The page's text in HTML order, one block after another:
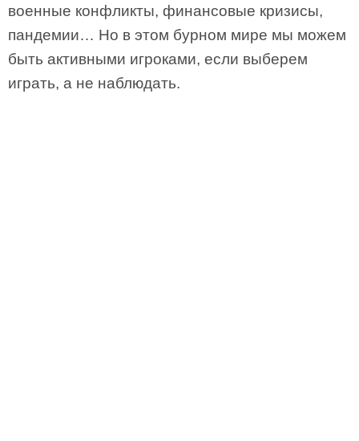
военные конфликты, финансовые кризисы,
пандемии… Но в этом бурном мире мы можем
быть активными игроками, если выберем
играть, а не наблюдать.